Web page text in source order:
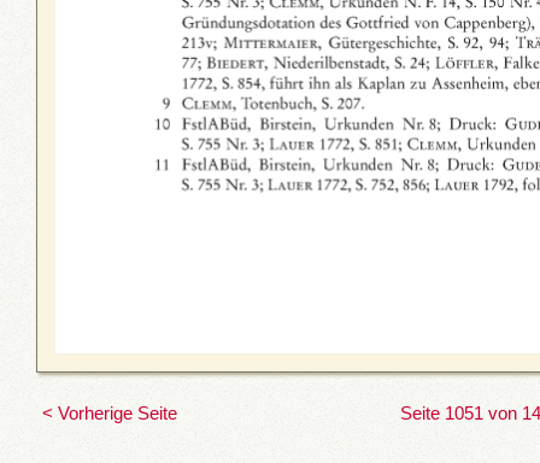
< Vorherige Seite Seite 1051 von